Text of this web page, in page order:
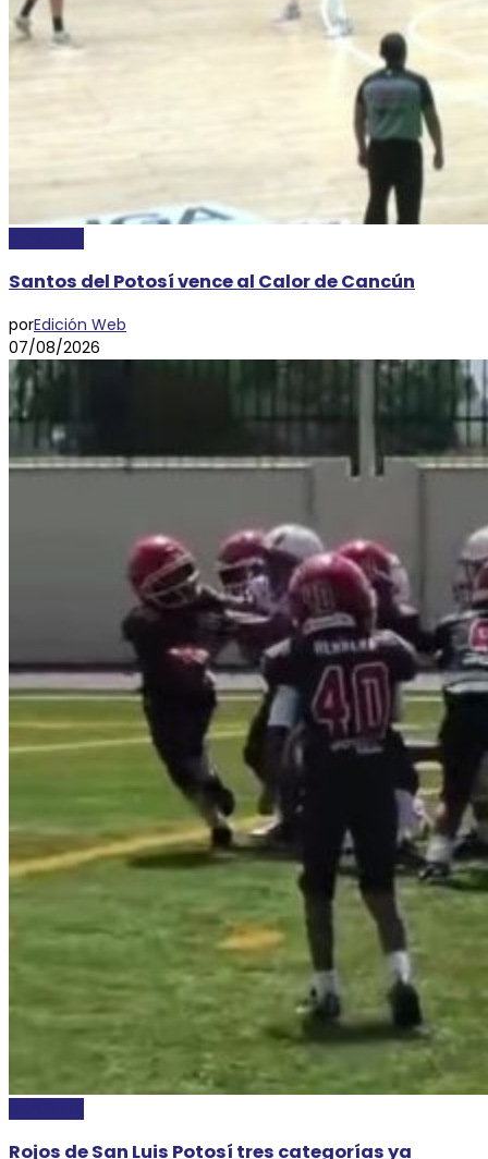
Santos del Potosí vence al Calor de Cancún
porEdición Web
07/08/2026
Rojos de San Luis Potosí tres categorías ya